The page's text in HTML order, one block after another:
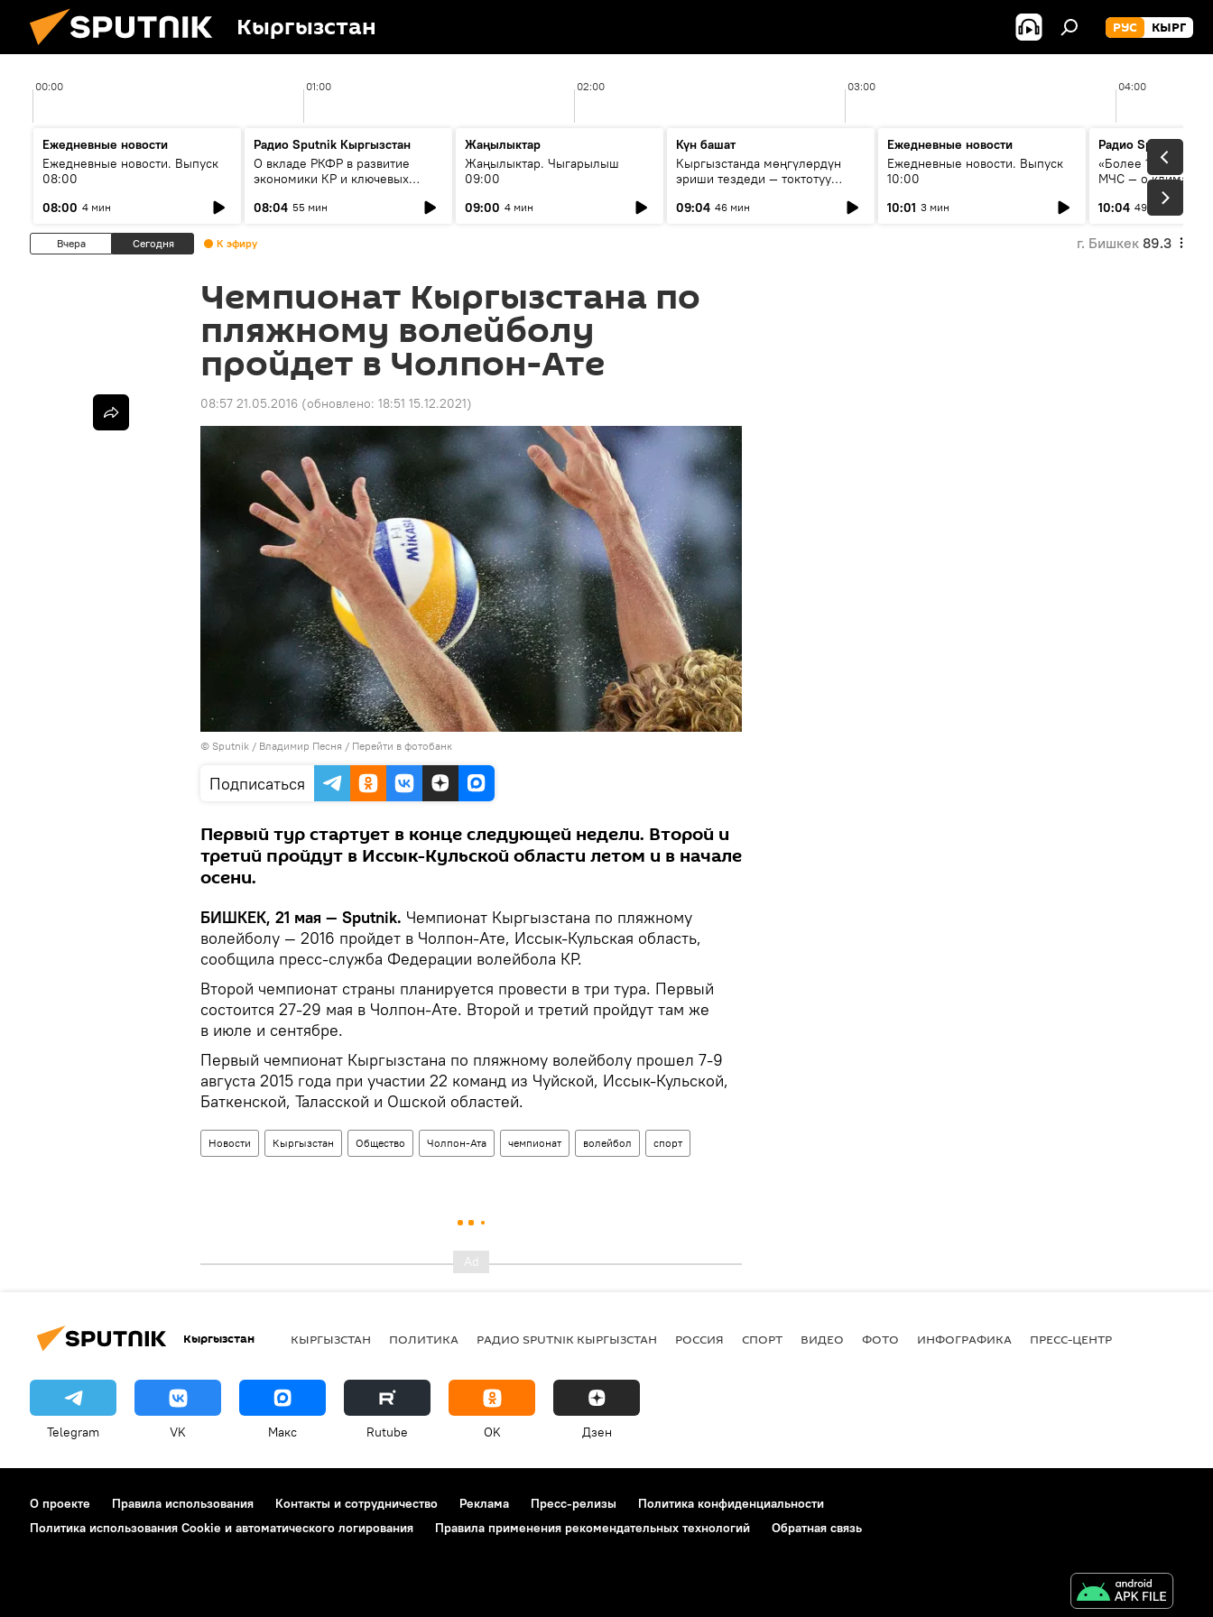
Кыргызстан РУС КЫРГ
00:00 01:00 02:00 03:00 04:00
Ежедневные новости
Ежедневные новости. Выпуск
08:00
08:00 4 мин
Радио Sputnik Кыргызстан
О вкладе РКФР в развитие
экономики КР и ключевых
08:04 55 мин
Жаңылыктар
Жаңылыктар. Чыгарылыш
09:00
09:00 4 мин
Күн башат
Кыргызстанда мөңгүлөрдүн
эриши тездеди — токтотуу
09:04 46 мин
Ежедневные новости
Ежедневные новости. Выпуск
10:00
10:01 3 мин
Радио Sputnik
«Более 1200 сёл в
МЧС — о климате,
системе
населения
10:04 49 мин
Вчера Сегодня К эфиру г. Бишкек 89.3
Чемпионат Кыргызстана по
пляжному волейболу
пройдет в Чолпон-Ате
08:57 21.05.2016 (обновлено: 18:51 15.12.2021)
© Sputnik / Владимир Песня / Перейти в фотобанк
Подписаться
Первый тур стартует в конце следующей недели. Второй и
третий пройдут в Иссык-Кульской области летом и в начале
осени.
БИШКЕК, 21 мая — Sputnik. Чемпионат Кыргызстана по пляжному
волейболу — 2016 пройдет в Чолпон-Ате, Иссык-Кульская область,
сообщила пресс-служба Федерации волейбола КР.
Второй чемпионат страны планируется провести в три тура. Первый
состоится 27-29 мая в Чолпон-Ате. Второй и третий пройдут там же
в июле и сентябре.
Первый чемпионат Кыргызстана по пляжному волейболу прошел 7-9
августа 2015 года при участии 22 команд из Чуйской, Иссык-Кульской,
Баткенской, Таласской и Ошской областей.
Новости Кыргызстан Общество Чолпон-Ата чемпионат волейбол спорт
Кыргызстан КЫРГЫЗСТАН ПОЛИТИКА РАДИО SPUTNIK КЫРГЫЗСТАН РОССИЯ СПОРТ ВИДЕО ФОТО ИНФОГРАФИКА ПРЕСС-ЦЕНТР
Telegram VK Макс Rutube OK Дзен
О проекте Правила использования Контакты и сотрудничество Реклама Пресс-релизы
Политика конфиденциальности
Политика использования Cookie и автоматического логирования
Правила применения рекомендательных технологий Обратная связь